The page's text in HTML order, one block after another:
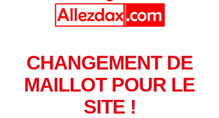
CHANGEMENT DE
MAILLOT POUR LE
SITE !